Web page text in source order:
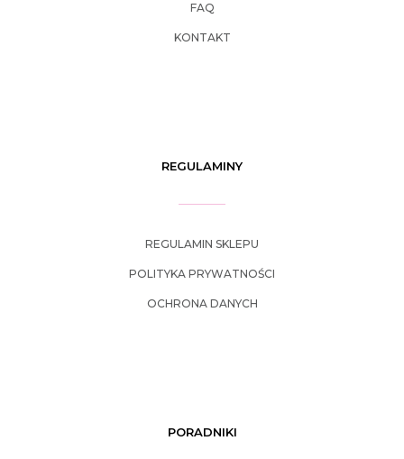
FAQ
KONTAKT
REGULAMINY
REGULAMIN SKLEPU
POLITYKA PRYWATNOŚCI
OCHRONA DANYCH
PORADNIKI